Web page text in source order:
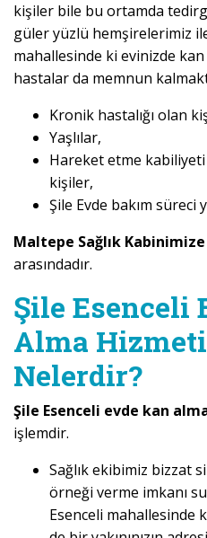
kişiler bile bu ortamda
güler yüzlü hemşirelerimiz
mahallesinde ki evinizde kan
hastalar da memnun
Kronik hastalığı olan
Yaşlılar,
Hareket etme kabiliyeti
kişiler,
Şile Evde bakım süreci
Maltepe Sağlık Kabinimize
arasındadır.
Şile Esenceli
Alma
Nelerdir?
Şile Esenceli evde kan
işlemdir.
Sağlık ekibimiz bizzat
örneği verme imkanı
Esenceli mahallesinde